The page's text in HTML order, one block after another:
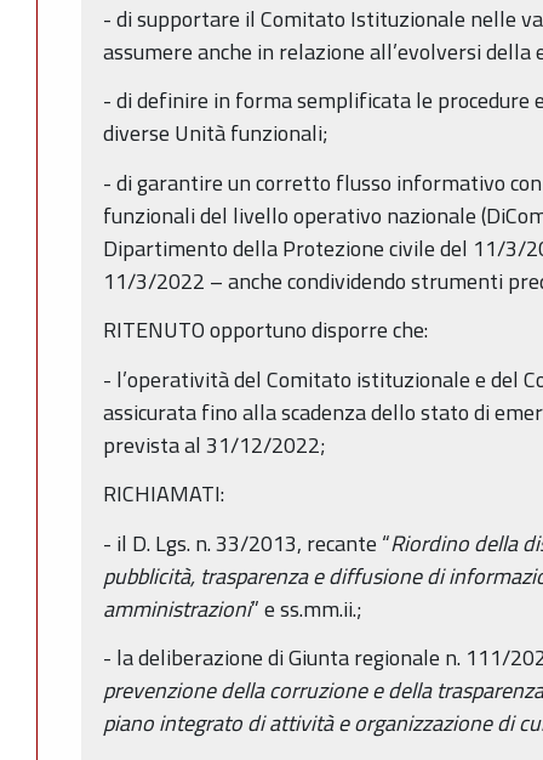
- di supportare il Comitato Istituzionale nelle
assumere anche in relazione all’evolversi
- di definire in forma semplificata le procedure
diverse Unità funzionali;
- di garantire un corretto flusso informativo
funzionali del livello operativo nazionale
Dipartimento della Protezione civile del 11/3/
11/3/2022 – anche condividendo strumenti
RITENUTO opportuno disporre che:
- l’operatività del Comitato istituzionale e del
assicurata fino alla scadenza dello stato di
prevista al 31/12/2022;
RICHIAMATI:
- il D. Lgs. n. 33/2013, recante “Riordino della
pubblicità, trasparenza e diffusione di
amministrazioni” e ss.mm.ii.;
- la deliberazione di Giunta regionale n. 111/
prevenzione della corruzione e della
piano integrato di attività e organizzazione di